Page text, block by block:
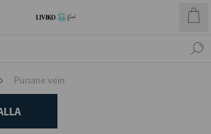
Punane vein